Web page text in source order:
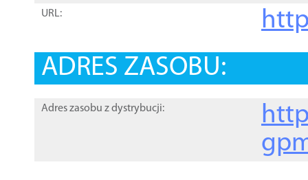
URL:
ADRES ZASOBU:
Adres zasobu z dystrybucji: